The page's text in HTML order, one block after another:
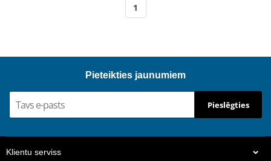
1
Pieteikties jaunumiem
Pieslēgties
Klientu serviss